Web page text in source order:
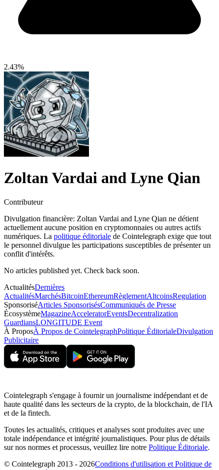
2.43%
Zoltan Vardai and Lyne Qian
Contributeur
Divulgation financière: Zoltan Vardai and Lyne Qian ne détient
actuellement aucune position en cryptomonnaies ou autres actifs
numériques. La politique éditoriale de Cointelegraph exige que tout
le personnel divulgue les participations susceptibles de présenter un
conflit d'intérêts.
No articles published yet. Check back soon.
ActualitésDernières
ActualitésMarchésBitcoinEthereumRèglementAltcoinsRegulation
SponsoriséArticles SponsorisésCommuniqués de Presse
ÉcosystèmeMagazineAcceleratorEventsDecentralization
GuardiansLONGITUDE Event
À ProposÀ Propos de CointelegraphPolitique ÉditorialeDivulgation
Publicitaire
Cointelegraph s'engage à fournir un journalisme indépendant et de
haute qualité dans les secteurs de la crypto, de la blockchain, de l'IA
et de la fintech.
Toutes les actualités, critiques et analyses sont produites avec une
totale indépendance et intégrité journalistiques. Pour plus de détails
sur nos normes et processus, veuillez lire notre Politique Éditoriale.
© Cointelegraph 2013 - 2026Conditions d'utilisation et Politique de